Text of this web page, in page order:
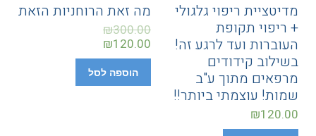
מדיטציית ריפוי גלגולי
+ ריפוי תקופת
העוברות ועד לרגע זה!
בשילוב קידודים
מרפאים מתוך ע"ב
שמות! עוצמתי ביותר!!
₪120.00
מה זאת הרוחניות הזאת
₪300.00
₪120.00
הוספה לסל